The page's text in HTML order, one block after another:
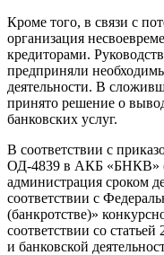
Кроме того, в связи с
организация
кредиторами.
предприняли
деятельности. В
принято решение о
банковских услуг.
В соответствии с
ОД-4839 в АКБ «БНКВ»
администрация сроком
соответствии с
(банкротстве)»
соответствии со
и банковской